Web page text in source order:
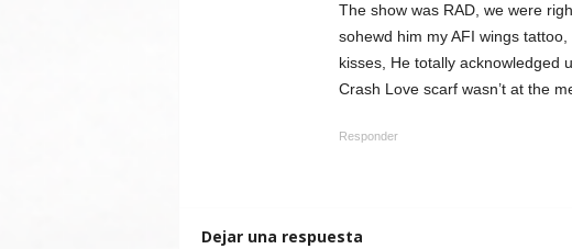
The show was RAD, we were
sohewd him my AFI wings
kisses, He totally acknowledged
Crash Love scarf wasn’t at the
Responder
Dejar una respuesta